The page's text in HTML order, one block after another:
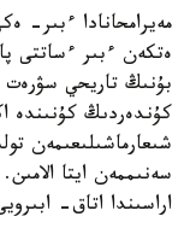
مەيرامحانادا ءبىر-
ەتكەن ءبىر ءساتتى
بۇنىڭ تاريحي سۋرەت
كۇندەردىڭ كۇنىندە
شىعارماشىلىعىمەن
سەنىممەن ايتا
اراسىندا اتاق-